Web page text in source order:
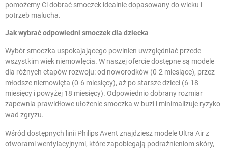
pomożemy Ci dobrać smoczek idealnie dopasowany do wieku i
potrzeb malucha.
Jak wybrać odpowiedni smoczek dla dziecka
Wybór smoczka uspokajającego powinien uwzględniać przede
wszystkim wiek niemowlęcia. W naszej ofercie dostępne są modele
dla różnych etapów rozwoju: od noworodków (0-2 miesiące), przez
młodsze niemowlęta (0-6 miesięcy), aż po starsze dzieci (6-18
miesięcy i powyżej 18 miesięcy). Odpowiednio dobrany rozmiar
zapewnia prawidłowe ułożenie smoczka w buzi i minimalizuje ryzyko
wad zgryzu.
Wśród dostępnych linii Philips Avent znajdziesz modele Ultra Air z
otworami wentylacyjnymi, które zapobiegają podrażnieniom skóry,